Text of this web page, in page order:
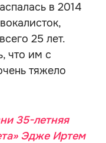
в 2014
25 лет.
что им с
тяжело
35-летняя
Эдже Иртем